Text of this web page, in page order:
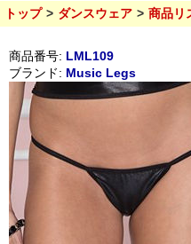
トップ ダンスウェア 商品リ
商品番号: LML109
ブランド: Music Legs